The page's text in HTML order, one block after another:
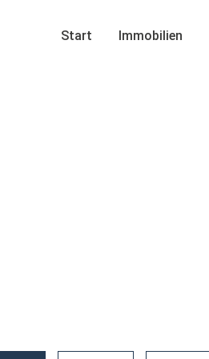
Start Immobilien